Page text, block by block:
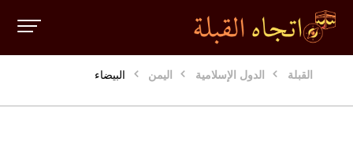
القبلة الدول الإسلامية اليمن البيضاء